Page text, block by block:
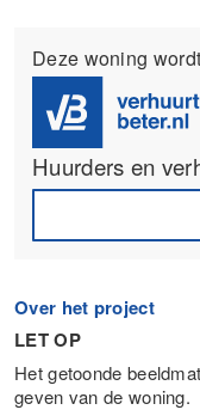
Deze woning
Huurders en
Over het project
LET OP
Het getoonde
geven van de woning.